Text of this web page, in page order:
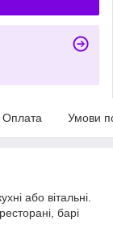
Оплата Умови
або вітальні.
барі